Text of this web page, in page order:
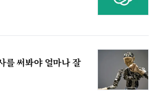
를 써봐야 얼마나 잘